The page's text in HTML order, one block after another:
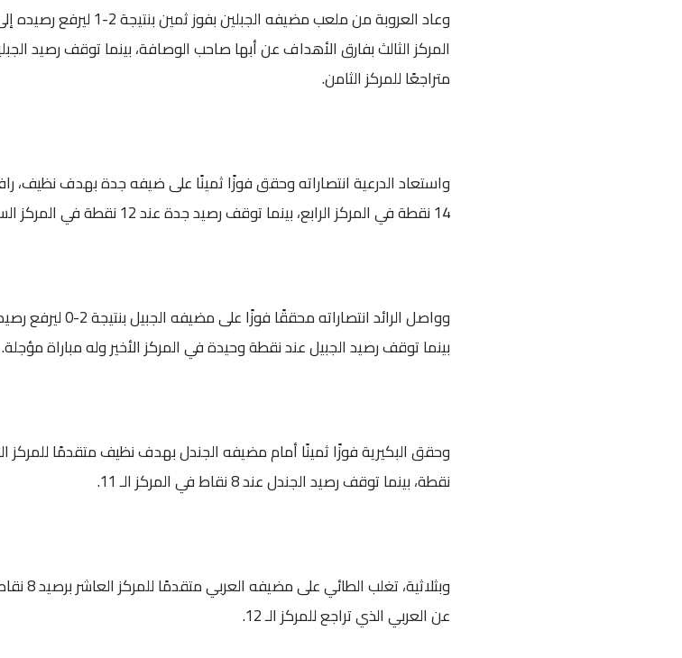
متراجعًا للمركز الثامن.
واستعاد الدرعية انتصاراته وحقق فوزًا ثمينًا على ضيفه جدة بهدف نظيف،
14 نقطة في المركز الرابع، بينما توقف رصيد جدة عند 12 نقطة في المركز السادس.
بينما توقف رصيد الجبيل عند نقطة وحيدة في المركز الأخير وله مباراة مؤجلة.
نقطة، بينما توقف رصيد الجندل عند 8 نقاط في المركز الـ 11.
وبثلاثية،
عن العربي الذي تراجع للمركز الـ 12.